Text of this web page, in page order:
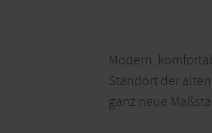
Modern,
Standort der
ganz neue